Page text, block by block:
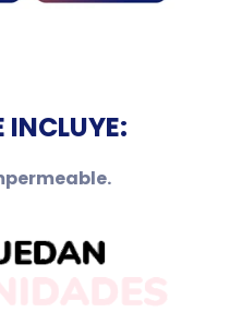
INCLUYE: